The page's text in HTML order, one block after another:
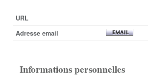
URL
Adresse email
Informations personnelles